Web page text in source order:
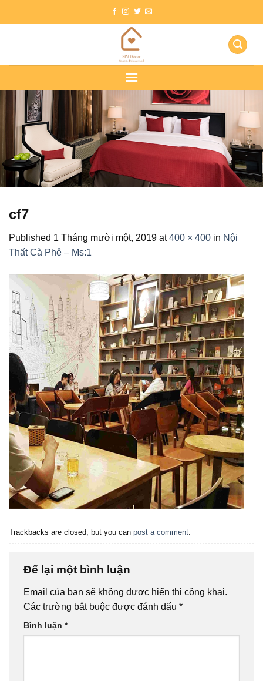
cf7
Published 1 Tháng mười một, 2019 at400 × 400 in Nội
Thất Cà Phê – Ms:1
Trackbacks are closed, but you can post a comment.
Để lại một bình luận
Email của bạn sẽ không được hiển thị công khai.
Các trường bắt buộc được đánh dấu *
Bình luận *